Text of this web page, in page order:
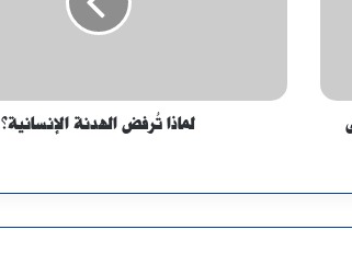
لماذا تُرفض الهدنة الإنسانية؟